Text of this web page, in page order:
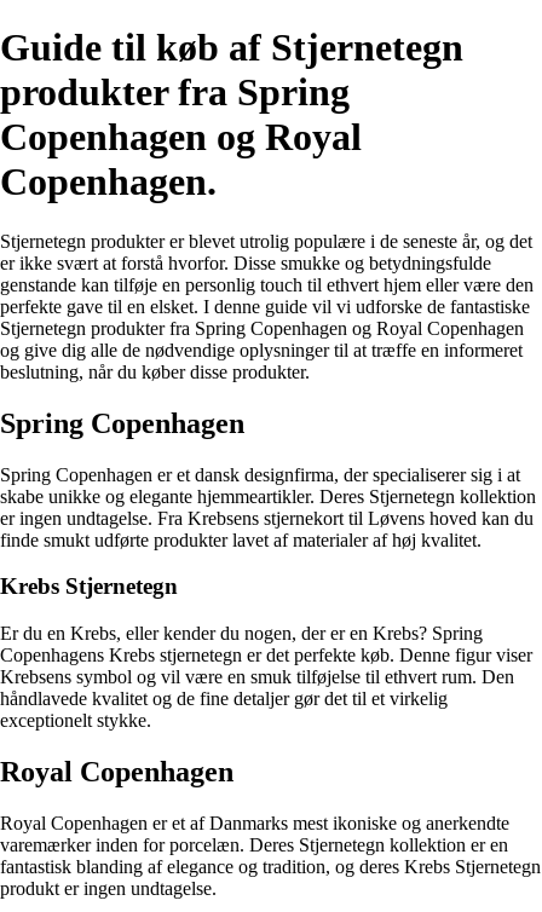
Guide til køb af Stjernetegn
produkter fra Spring
Copenhagen og Royal
Copenhagen.
Stjernetegn produkter er blevet utrolig populære i de seneste år, og det
er ikke svært at forstå hvorfor. Disse smukke og betydningsfulde
genstande kan tilføje en personlig touch til ethvert hjem eller være den
perfekte gave til en elsket. I denne guide vil vi udforske de fantastiske
Stjernetegn produkter fra Spring Copenhagen og Royal Copenhagen
og give dig alle de nødvendige oplysninger til at træffe en informeret
beslutning, når du køber disse produkter.
Spring Copenhagen
Spring Copenhagen er et dansk designfirma, der specialiserer sig i at
skabe unikke og elegante hjemmeartikler. Deres Stjernetegn kollektion
er ingen undtagelse. Fra Krebsens stjernekort til Løvens hoved kan du
finde smukt udførte produkter lavet af materialer af høj kvalitet.
Krebs Stjernetegn
Er du en Krebs, eller kender du nogen, der er en Krebs? Spring
Copenhagens Krebs stjernetegn er det perfekte køb. Denne figur viser
Krebsens symbol og vil være en smuk tilføjelse til ethvert rum. Den
håndlavede kvalitet og de fine detaljer gør det til et virkelig
exceptionelt stykke.
Royal Copenhagen
Royal Copenhagen er et af Danmarks mest ikoniske og anerkendte
varemærker inden for porcelæn. Deres Stjernetegn kollektion er en
fantastisk blanding af elegance og tradition, og deres Krebs Stjernetegn
produkt er ingen undtagelse.